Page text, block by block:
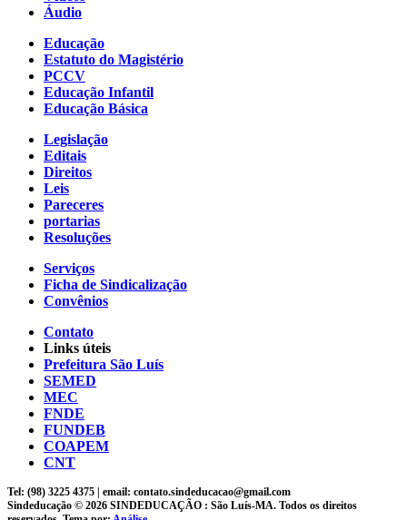
Áudio
Educação
Estatuto do Magistério
PCCV
Educação Infantil
Educação Básica
Legislação
Editais
Direitos
Leis
Pareceres
portarias
Resoluções
Serviços
Ficha de Sindicalização
Convênios
Contato
Links úteis
Prefeitura São Luís
SEMED
MEC
FNDE
FUNDEB
COAPEM
CNT
Tel: (98) 3225 4375 | email: contato.sindeducacao@gmail.com
Sindeducação © 2026 SINDEDUCAÇÃO : São Luís-MA. Todos os direitos